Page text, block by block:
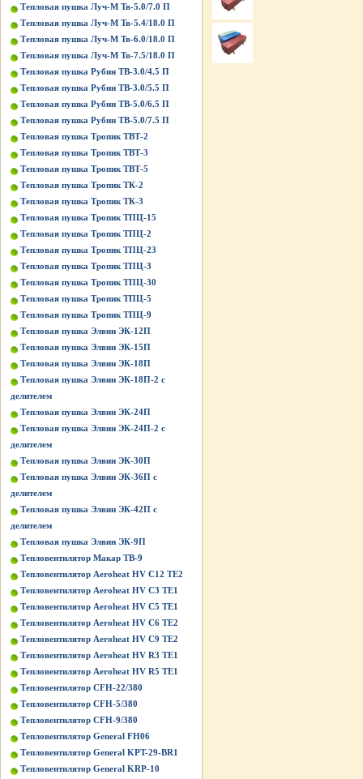
Тепловая пушка Луч-М Тв-5.0/7.0 П
Тепловая пушка Луч-М Тв-5.4/18.0 П
Тепловая пушка Луч-М Тв-6.0/18.0 П
Тепловая пушка Луч-М Тв-7.5/18.0 П
Тепловая пушка Рубин ТВ-3.0/4.5 П
Тепловая пушка Рубин ТВ-3.0/5.5 П
Тепловая пушка Рубин ТВ-5.0/6.5 П
Тепловая пушка Рубин ТВ-5.0/7.5 П
Тепловая пушка Тропик ТВТ-2
Тепловая пушка Тропик ТВТ-3
Тепловая пушка Тропик ТВТ-5
Тепловая пушка Тропик ТК-2
Тепловая пушка Тропик ТК-3
Тепловая пушка Тропик ТПЦ-15
Тепловая пушка Тропик ТПЦ-2
Тепловая пушка Тропик ТПЦ-23
Тепловая пушка Тропик ТПЦ-3
Тепловая пушка Тропик ТПЦ-30
Тепловая пушка Тропик ТПЦ-5
Тепловая пушка Тропик ТПЦ-9
Тепловая пушка Элвин ЭК-12П
Тепловая пушка Элвин ЭК-15П
Тепловая пушка Элвин ЭК-18П
Тепловая пушка Элвин ЭК-18П-2 с
делителем
Тепловая пушка Элвин ЭК-24П
Тепловая пушка Элвин ЭК-24П-2 с
делителем
Тепловая пушка Элвин ЭК-30П
Тепловая пушка Элвин ЭК-36П с
делителем
Тепловая пушка Элвин ЭК-42П с
делителем
Тепловая пушка Элвин ЭК-9П
Тепловентилятор Макар ТВ-9
Тепловентилятор Aeroheat HV C12 TE2
Тепловентилятор Aeroheat HV C3 TE1
Тепловентилятор Aeroheat HV C5 TE1
Тепловентилятор Aeroheat HV C6 TE2
Тепловентилятор Aeroheat HV C9 TE2
Тепловентилятор Aeroheat HV R3 TE1
Тепловентилятор Aeroheat HV R5 TE1
Тепловентилятор CFH-22/380
Тепловентилятор CFH-5/380
Тепловентилятор CFH-9/380
Тепловентилятор General FH06
Тепловентилятор General KPT-29-BR1
Тепловентилятор General KRP-10